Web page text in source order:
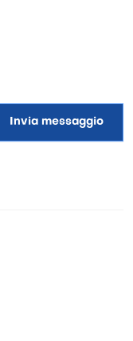
Invia messaggio